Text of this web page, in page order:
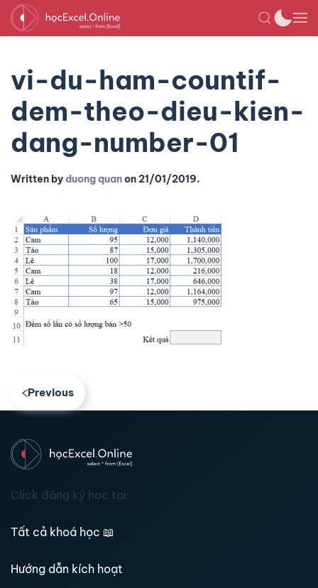
vi-du-ham-countif-
dem-theo-dieu-kien-
dang-number-01
Written byduong quanon21/01/2019.
Previous
Click đăng ký học tại:
Tất cả khoá học 📖
Hướng dẫn kích hoạt